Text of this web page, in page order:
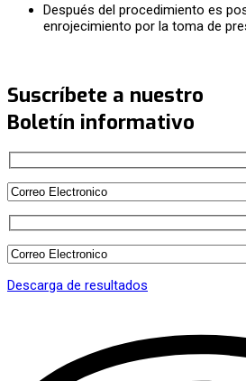
Después del procedimiento es
enrojecimiento por la toma de
Suscríbete a nuestro
Boletín informativo
Descarga de resultados